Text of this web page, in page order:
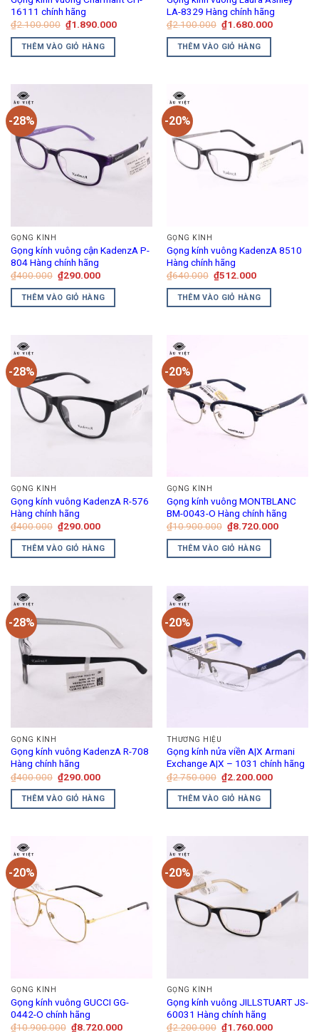
16111 chính hãng
₫2.100.000 Giá
gốc
là:
₫2.100.000.
₫1.890.000Giá
₫1.890.000.
THÊM VÀO GIỎ HÀNG
LA-8329 Hàng chính hãng
₫2.100.000 Giá
gốc
là:
₫2.100.000.
₫1.680.000Giá
THÊM VÀO GIỎ HÀNG
-28%
GỌNG KÍNH
Gọng kính vuông cận KadenzA P-
804 Hàng chính hãng
₫400.000 Giá
gốc
là:
₫400.000.
₫290.000Giá
tại
là:
THÊM VÀO GIỎ HÀNG
-20%
GỌNG KÍNH
Gọng kính vuông KadenzA 8510
Hàng chính hãng
₫640.000 Giá
gốc
là:
₫640.000.
₫512.000Giá
tại
là:
THÊM VÀO GIỎ HÀNG
-28%
GỌNG KÍNH
Gọng kính vuông KadenzA R-576
Hàng chính hãng
₫400.000 Giá
gốc
là:
₫400.000.
₫290.000Giá
tại
là:
THÊM VÀO GIỎ HÀNG
-20%
GỌNG KÍNH
Gọng kính vuông MONTBLANC
BM-0043-O Hàng chính hãng
₫10.900.000 Giá
gốc
là:
₫10.900.000.
₫8.720.000Giá
THÊM VÀO GIỎ HÀNG
-28%
GỌNG KÍNH
Gọng kính vuông KadenzA R-708
Hàng chính hãng
₫400.000 Giá
gốc
là:
₫400.000.
₫290.000Giá
tại
là:
₫290.000.
THÊM VÀO GIỎ HÀNG
-20%
THƯƠNG HIỆU
Gọng kính nửa viền A|X Armani
Exchange A|X – 1031 chính hãng
₫2.750.000 Giá
gốc
là:
₫2.750.000.
₫2.200.000Giá
THÊM VÀO GIỎ HÀNG
-20%
GỌNG KÍNH
Gọng kính vuông GUCCI GG-
0442-O chính hãng
₫10.900.000 Giá
₫8.720.000Giá
-20%
GỌNG KÍNH
Gọng kính vuông JILLSTUART JS-
60031 Hàng chính hãng
₫2.200.000 Giá
₫1.760.000Giá